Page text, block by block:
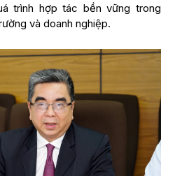
trình hợp tác bền vững trong
và doanh nghiệp.